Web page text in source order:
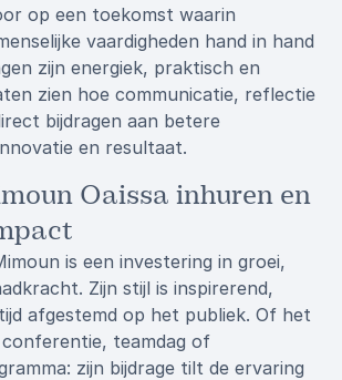
op een toekomst waarin
vaardigheden hand in hand
zijn energiek, praktisch en
zien hoe communicatie, reflectie
bijdragen aan betere
en resultaat.
Oaissa inhuren en
is een investering in groei,
Zijn stijl is inspirerend,
afgestemd op het publiek. Of het
teamdag of
zijn bijdrage tilt de ervaring